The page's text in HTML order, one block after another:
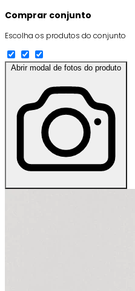
Comprar conjunto
Escolha os produtos do conjunto
Abrir modal de fotos do produto